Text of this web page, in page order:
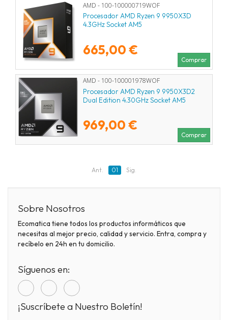
AMD - 100-100000719WOF
Procesador AMD Ryzen 9 9950X3D
4.3GHz Socket AM5
665,00 €
Comprar
AMD - 100-100001978WOF
Procesador AMD Ryzen 9 9950X3D2
Dual Edition 4.30GHz Socket AM5
969,00 €
Comprar
Ant. 01 Sig.
Sobre Nosotros
Ecomatica tiene todos los productos informáticos que
necesitas al mejor precio, calidad y servicio. Entra, compra y
recíbelo en 24h en tu domicilio.
Síguenos en:
¡Suscríbete a Nuestro Boletín!